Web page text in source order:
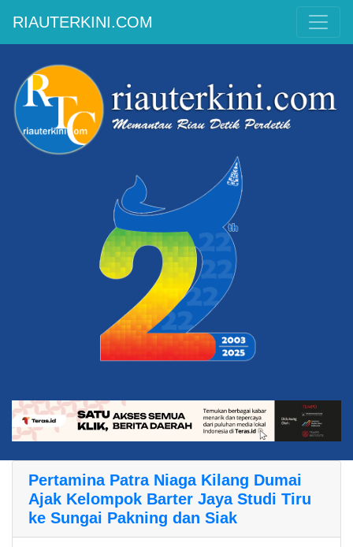
RIAUTERKINI.COM
Pertamina Patra Niaga Kilang Dumai
Ajak Kelompok Barter Jaya Studi Tiru
ke Sungai Pakning dan Siak